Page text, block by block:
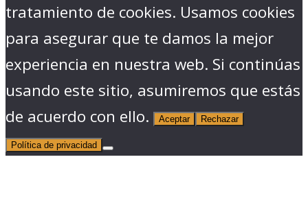
tratamiento de cookies. Usamos cookies
para asegurar que te damos la mejor
experiencia en nuestra web. Si continúas
usando este sitio, asumiremos que estás
de acuerdo con ello.
Aceptar Rechazar
Política de privacidad